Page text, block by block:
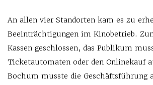
An allen vier Standorten kam es zu
Beeinträchtigungen im Kinobetrieb.
Kassen geschlossen, das Publikum
Ticketautomaten oder den Onlinekauf
Bochum musste die Geschäftsführung